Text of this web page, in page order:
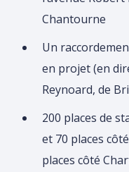
Chantourne
Un
en projet (en
Reynoard, de
200 places de
et 70 places
places côté